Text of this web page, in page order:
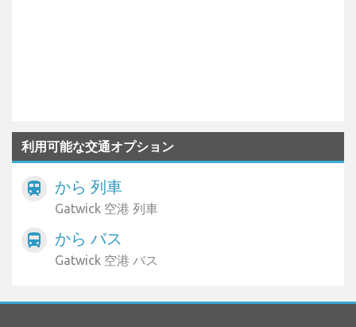
利用可能な交通オプション
train から 列車
Gatwick 空港 列車
directions_bus から バス
Gatwick 空港 バス